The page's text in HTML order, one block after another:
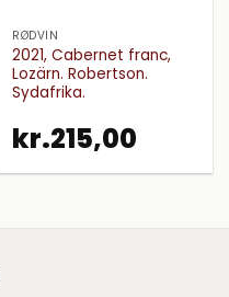
RØDVIN
2021, Cabernet franc,
Lozärn. Robertson.
Sydafrika.
kr.215,00